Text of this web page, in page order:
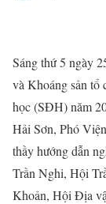
Sáng thứ 5 ngày
và Khoáng sản tổ
học (SĐH) năm
Hải Sơn, Phó
thầy hướng dẫn
Trần Nghi, Hội
Khoản, Hội Địa